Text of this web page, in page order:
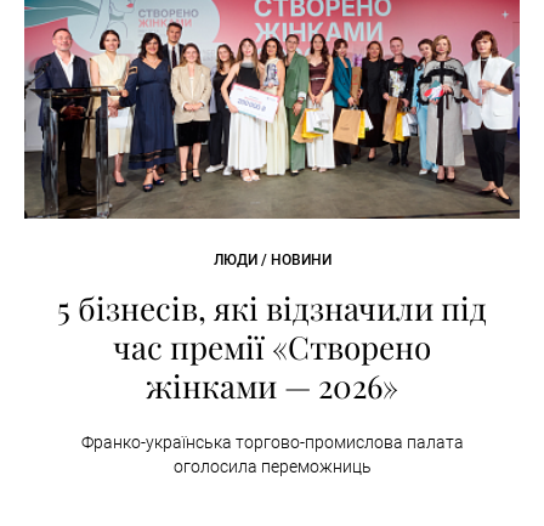
ЛЮДИ / НОВИНИ
5 бізнесів, які відзначили під
час премії «Створено
жінками — 2026»
Франко-українська торгово-промислова палата
оголосила переможниць